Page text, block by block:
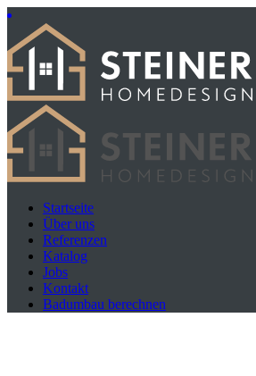
Startseite
Über uns
Referenzen
Katalog
Jobs
Kontakt
Badumbau berechnen